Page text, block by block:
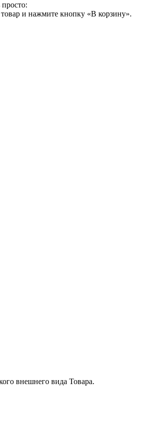
и нажмите кнопку «В корзину».
внешнего вида Товара.